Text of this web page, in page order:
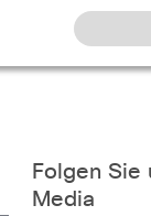
Folgen Sie
Media